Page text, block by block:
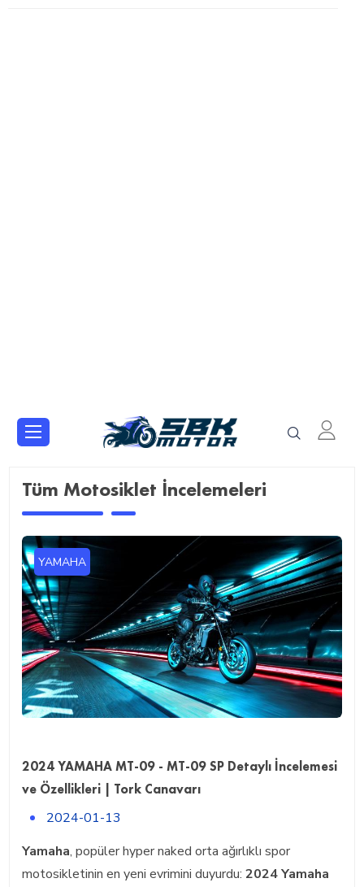
Tüm Motosiklet İncelemeleri
YAMAHA
2024 YAMAHA MT-09 - MT-09 SP Detaylı İncelemesi
ve Özellikleri | Tork Canavarı
2024-01-13
Yamaha, popüler hyper naked orta ağırlıklı spor
motosikletinin en yeni evrimini duyurdu:2024 Yamaha